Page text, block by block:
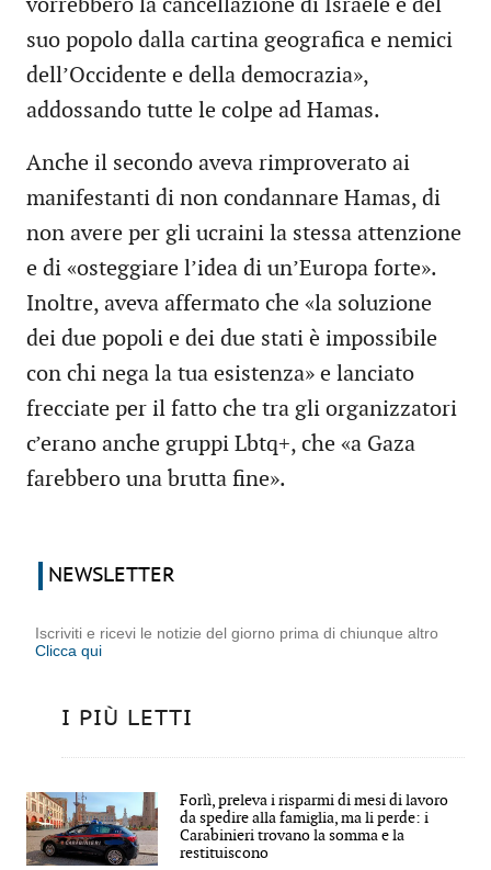
vorrebbero la cancellazione di Israele e del
suo popolo dalla cartina geografica e nemici
dell’Occidente e della democrazia»,
addossando tutte le colpe ad Hamas.
Anche il secondo aveva rimproverato ai
manifestanti di non condannare Hamas, di
non avere per gli ucraini la stessa attenzione
e di «osteggiare l’idea di un’Europa forte».
Inoltre, aveva affermato che «la soluzione
dei due popoli e dei due stati è impossibile
con chi nega la tua esistenza» e lanciato
frecciate per il fatto che tra gli organizzatori
c’erano anche gruppi Lbtq+, che «a Gaza
farebbero una brutta fine».
NEWSLETTER
Iscriviti e ricevi le notizie del giorno prima di chiunque altro
Clicca qui
I PIÙ LETTI
Forlì, preleva i risparmi di mesi di lavoro
da spedire alla famiglia, ma li perde: i
Carabinieri trovano la somma e la
restituiscono